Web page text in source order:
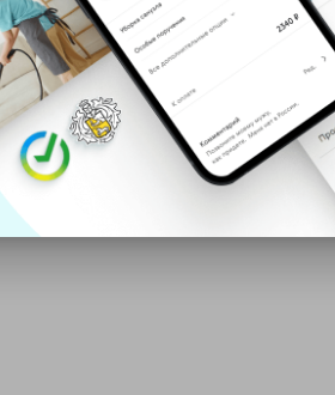
аппарат для химчистки и многое